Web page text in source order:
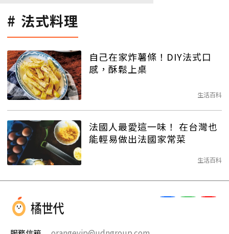
法式料理
自己在家炸薯條！DIY法式口
感，酥鬆上桌
生活百科
法國人最愛這一味！ 在台灣也
能輕易做出法國家常菜
生活百科